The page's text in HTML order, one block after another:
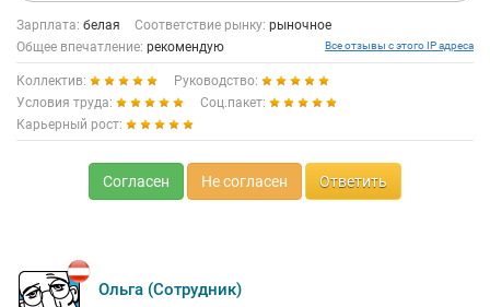
Зарплата: белая Соответствие рынку: рыночное
Общее впечатление: рекомендую Все отзывы с этого IP адреса
Коллектив:
Руководство:
Условия труда:
Соц.пакет:
Карьерный рост:
Согласен Не согласен Ответить
Ольга (Сотрудник)